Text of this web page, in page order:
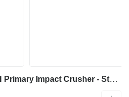
Constmach 200-600 T/H Primary Impact Crusher - Stone Crusher